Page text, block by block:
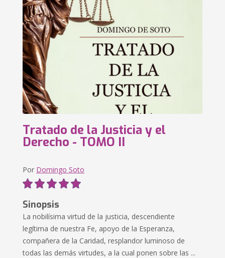
Tratado de la Justicia y el
Derecho - TOMO II
Por Domingo Soto
Sinopsis
La nobilísima virtud de la justicia, descendiente
legítima de nuestra Fe, apoyo de la Esperanza,
compañera de la Caridad, resplandor luminoso de
todas las demás virtudes, a la cual ponen sobre las ...